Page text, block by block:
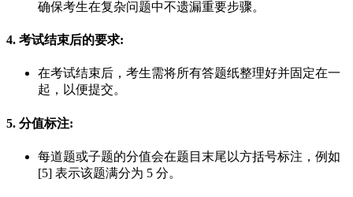
确保考生在复杂问题中不遗漏重要步骤。
4. 考试结束后的要求:
在考试结束后，考生需将所有答题纸整理好并固定在一
起，以便提交。
5. 分值标注:
每道题或子题的分值会在题目末尾以方括号标注，例如
[5] 表示该题满分为 5 分。